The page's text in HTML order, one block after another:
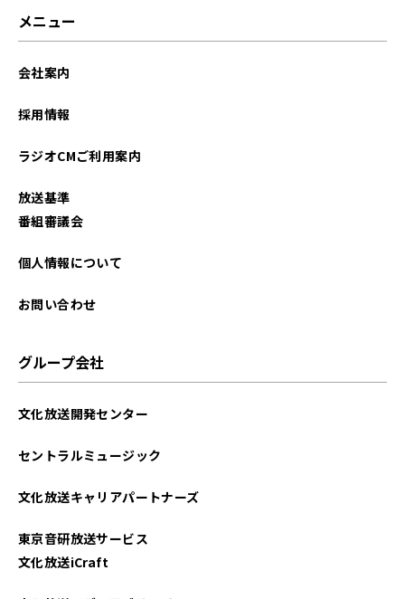
2021年11月
2021年08月
メニュー
会社案内
採用情報
ラジオCMご利用案内
放送基準
番組審議会
個人情報について
お問い合わせ
グループ会社
文化放送開発センター
セントラルミュージック
文化放送キャリアパートナーズ
東京音研放送サービス
文化放送iCraft